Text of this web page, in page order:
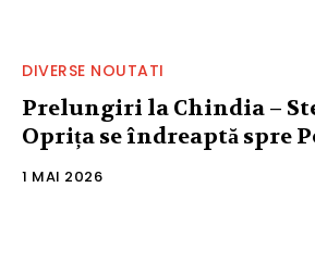
DIVERSE NOUTATI
Prelungiri la Chindia –
Oprița se îndreaptă spre
1 MAI 2026